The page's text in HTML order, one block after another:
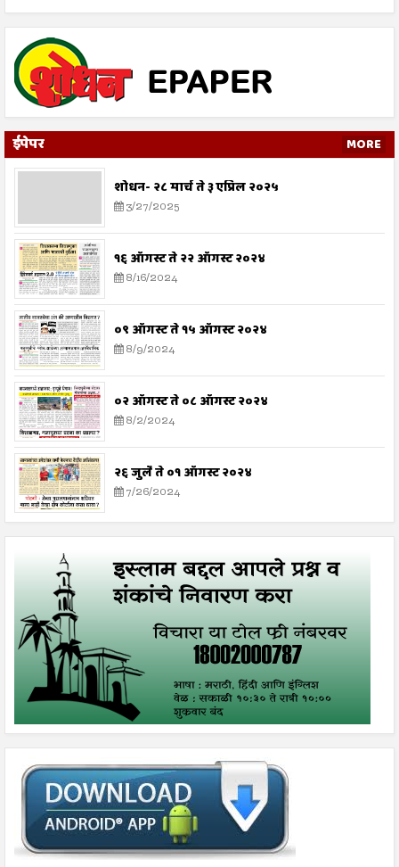
ईपेपर MORE
शोधन- २८ मार्च ते ३ एप्रिल २०२५
3/27/2025
१६ ऑगस्ट ते २२ ऑगस्ट २०२४
8/16/2024
०९ ऑगस्ट ते १५ ऑगस्ट २०२४
8/9/2024
०२ ऑगस्ट ते ०८ ऑगस्ट २०२४
8/2/2024
२६ जुलै ते ०१ ऑगस्ट २०२४
7/26/2024